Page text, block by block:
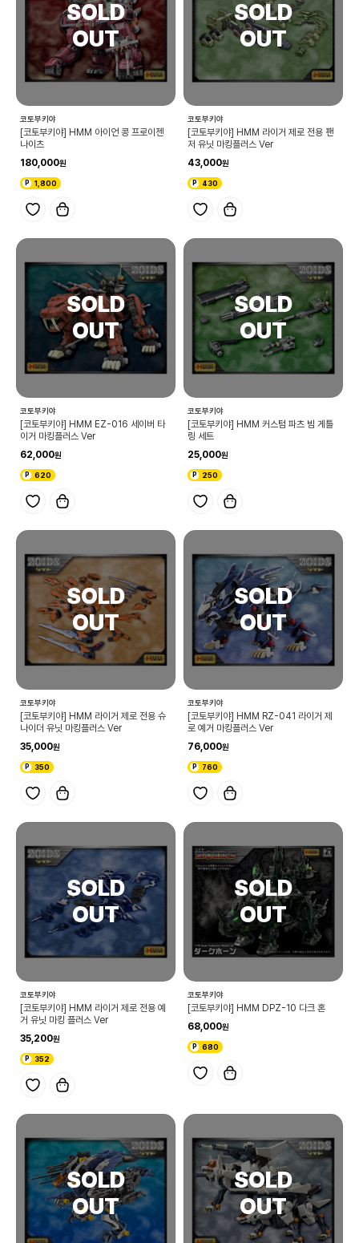
코토부키야
[코토부키야] HMM 아이언 콩 프로이젠
나이츠
180,000
1,800
코토부키야
[코토부키야] HMM 라이거 제로 전용 팬
저 유닛 마킹플러스 Ver
43,000
430
코토부키야
[코토부키야] HMM EZ-016 세이버 타
이거 마킹플러스 Ver
62,000
620
코토부키야
[코토부키야] HMM 커스텀 파츠 빔 게틀
링 세트
25,000
250
코토부키야
[코토부키야] HMM 라이거 제로 전용 슈
나이더 유닛 마킹플러스 Ver
35,000
350
코토부키야
[코토부키야] HMM RZ-041 라이거 제
로 예거 마킹플러스 Ver
76,000
760
코토부키야
[코토부키야] HMM 라이거 제로 전용 예
거 유닛 마킹 플러스 Ver
35,200
352
코토부키야
[코토부키야] HMM DPZ-10 다크 혼
68,000
680